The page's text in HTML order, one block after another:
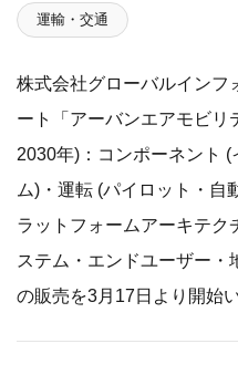
運輸・交通
株式会社グローバルインフ
ート「アーバンエアモビリ
2030年)：コンポーネント
ム)・運転 (パイロット・自
ラットフォームアーキテク
ステム・エンドユーザー・
の販売を3月17日より開始